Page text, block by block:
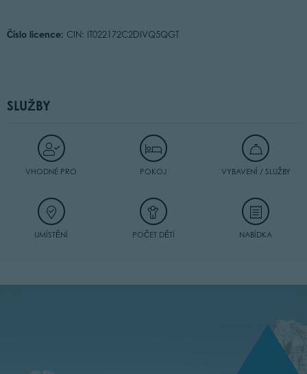
Číslo licence: CIN: IT022172C2DIVQ5QGT
SLUŽBY
VHODNÉ PRO POKOJ VYBAVENÍ / SLUŽBY
UMÍSTĚNÍ POČET DĚTÍ NABÍDKA